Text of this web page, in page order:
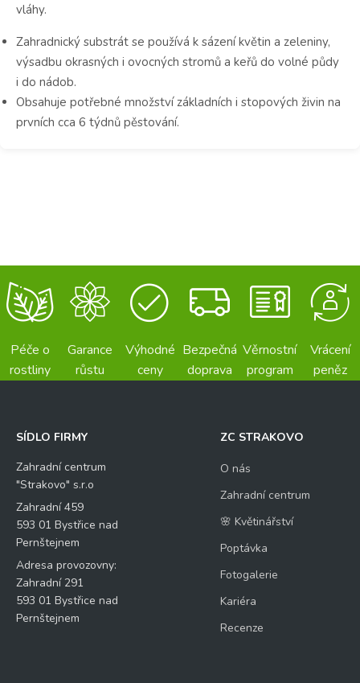
vláhy.
Zahradnický substrát se používá k sázení květin a zeleniny,
výsadbu okrasných i ovocných stromů a keřů do volné půdy
i do nádob.
Obsahuje potřebné množství základních i stopových živin na
prvních cca 6 týdnů pěstování.
Péče o
rostliny
Garance
růstu
Výhodné
ceny
Bezpečná
doprava
Věrnostní
program
Vrácení
peněz
SÍDLO FIRMY
Zahradní centrum
"Strakovo" s.r.o
Zahradní 459
593 01 Bystřice nad
Pernštejnem
Adresa provozovny:
Zahradní 291
593 01 Bystřice nad
Pernštejnem
ZC STRAKOVO
O nás
Zahradní centrum
🌸 Květinářství
Poptávka
Fotogalerie
Kariéra
Recenze